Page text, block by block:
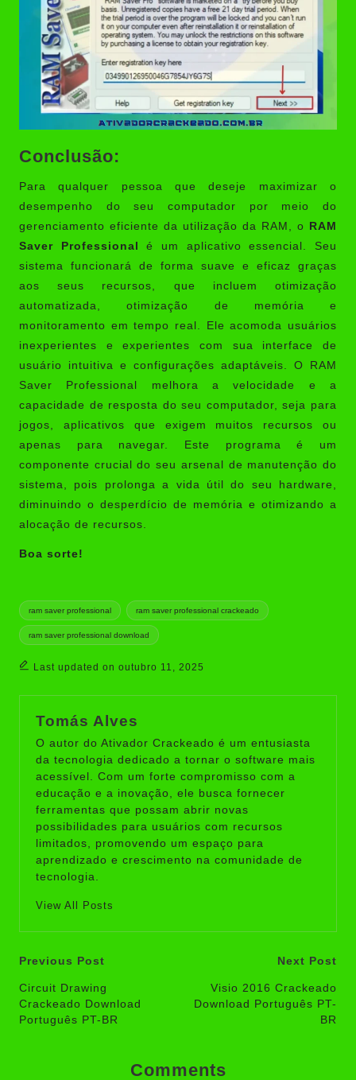
Conclusão:
Para qualquer pessoa que deseje maximizar o
desempenho do seu computador por meio do
gerenciamento eficiente da utilização da RAM, o
RAM
Saver Professionalé um aplicativo essencial. Seu
sistema funcionará de forma suave e eficaz graças
aos seus recursos, que incluem otimização
automatizada, otimização de memória e
monitoramento em tempo real. Ele acomoda usuários
inexperientes e experientes com sua interface de
usuário intuitiva e configurações adaptáveis. O RAM
Saver Professional melhora a velocidade e a
capacidade de resposta do seu computador, seja para
jogos, aplicativos que exigem muitos recursos ou
apenas para navegar. Este programa é um
componente crucial do seu arsenal de manutenção do
sistema, pois prolonga a vida útil do seu hardware,
diminuindo o desperdício de memória e otimizando a
alocação de recursos.
Boa sorte!
Tags:
ram saver professional ram saver professional crackeado
ram saver professional download
Last updated on outubro 11, 2025
Tomás Alves
O autor do Ativador Crackeado é um entusiasta
da tecnologia dedicado a tornar o software mais
acessível. Com um forte compromisso com a
educação e a inovação, ele busca fornecer
ferramentas que possam abrir novas
possibilidades para usuários com recursos
limitados, promovendo um espaço para
aprendizado e crescimento na comunidade de
tecnologia.
View All Posts
Post
navigation
Previous Post
Circuit Drawing
Crackeado Download
Português PT-BR
Next Post
Visio 2016 Crackeado
Download Português PT-
BR
Comments